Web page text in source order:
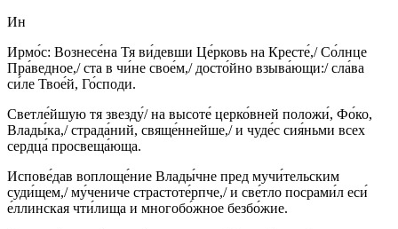
Ин
Ирмо́с: Вознесе́на Тя ви́девши Це́рковь на Кресте́,/ Со́лнце
Пра́ведное,/ ста в чи́не свое́м,/ досто́йно взыва́ющи:/ сла́ва
си́ле Твое́й, Го́споди.
Светле́йшую тя звезду́/ на высоте́ церко́вней положи́, Фо́ко,
Влады́ка,/ страда́ний, свяще́ннейше,/ и чуде́с сия́ньми всех
сердца́ просвеща́юща.
Испове́дав воплоще́ние Влады́чне пред мучи́тельским
суди́щем,/ му́чениче страстоте́рпче,/ и све́тло посрами́л еси́
е́ллинская чти́лища и многобо́жное безбо́жие.